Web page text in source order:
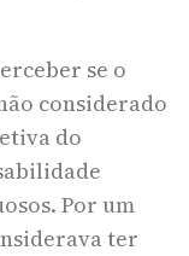
se o
considerado
do
Por um
ter